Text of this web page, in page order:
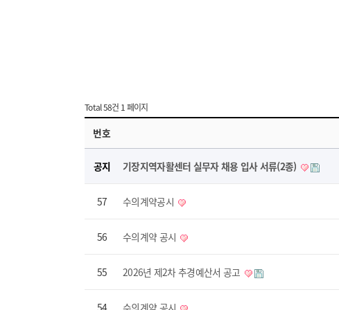
Total 58건 1 페이지
번호
공지 기장지역자활센터 실무자 채용 입사 서류(2종)
57 수의계약공시
56 수의계약 공시
55 2026년 제2차 추경예산서 공고
54 수의계약 공시